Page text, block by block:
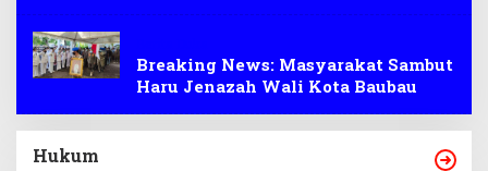
Breaking News: Masyarakat Sambut
Haru Jenazah Wali Kota Baubau
Hukum